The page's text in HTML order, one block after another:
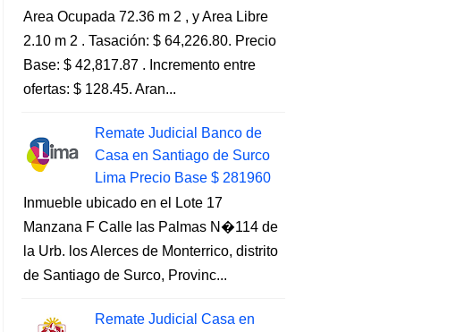
Area Ocupada 72.36 m 2 , y Area Libre
2.10 m 2 . Tasación: $ 64,226.80. Precio
Base: $ 42,817.87 . Incremento entre
ofertas: $ 128.45. Aran...
Remate Judicial Banco de
Casa en Santiago de Surco
Lima Precio Base $ 281960
Inmueble ubicado en el Lote 17
Manzana F Calle las Palmas N�114 de
la Urb. los Alerces de Monterrico, distrito
de Santiago de Surco, Provinc...
Remate Judicial Casa en